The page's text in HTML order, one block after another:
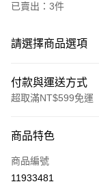
已賣出：3件
請選擇商品選項
付款與運送方式
超取滿NT$599免運
信用卡一次付款
超商取貨付款
商品特色
商品編號
11933481